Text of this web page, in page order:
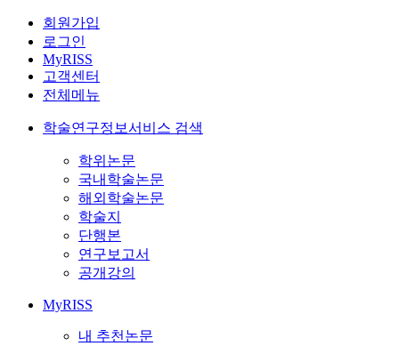
회원가입
로그인
MyRISS
고객센터
전체메뉴
학술연구정보서비스 검색
학위논문
국내학술논문
해외학술논문
학술지
단행본
연구보고서
공개강의
MyRISS
내 추천논문